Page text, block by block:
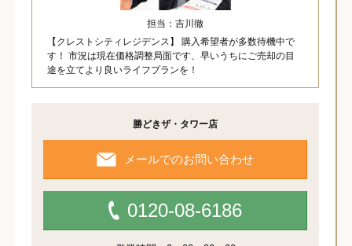
担当：吉川徹
【クレストシティレジデンス】 購入希望者が多数待機中で
す！ 市況は現在価格調整局面です、早いうちにご売却の目
途を立てより良いライフプランを！
勝どきザ・タワー店
メールでのお問い合わせ
0120-08-6186